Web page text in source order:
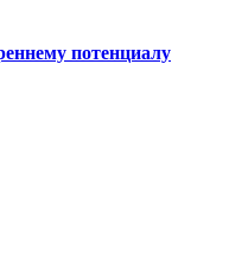
потенциалу